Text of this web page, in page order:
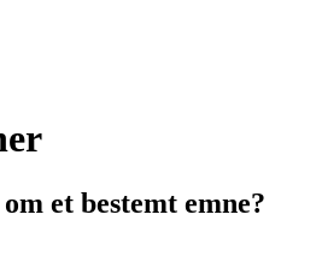
et bestemt emne?